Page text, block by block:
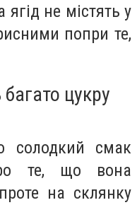
ягід не містять у
попри те,
цукру
солодкий смак
те, що вона
на склянку